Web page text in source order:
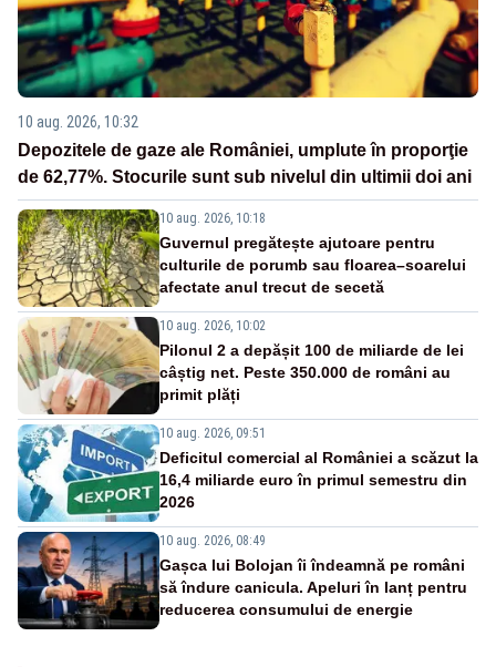
10 aug. 2026, 10:32
Depozitele de gaze ale României, umplute în proporţie
de 62,77%. Stocurile sunt sub nivelul din ultimii doi ani
10 aug. 2026, 10:18
Guvernul pregătește ajutoare pentru
culturile de porumb sau floarea–soarelui
afectate anul trecut de secetă
10 aug. 2026, 10:02
Pilonul 2 a depășit 100 de miliarde de lei
câștig net. Peste 350.000 de români au
primit plăți
10 aug. 2026, 09:51
Deficitul comercial al României a scăzut la
16,4 miliarde euro în primul semestru din
2026
10 aug. 2026, 08:49
Gașca lui Bolojan îi îndeamnă pe români
să îndure canicula. Apeluri în lanț pentru
reducerea consumului de energie